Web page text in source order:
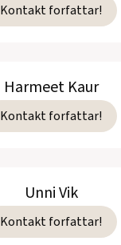
Kontakt forfattar!
Harmeet Kaur
Kontakt forfattar!
Unni Vik
Kontakt forfattar!